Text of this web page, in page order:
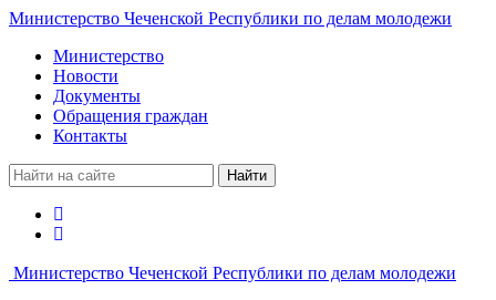
Министерство Чеченской Республики по делам молодежи
Министерство
Новости
Документы
Обращения граждан
Контакты
Найти
Министерство Чеченской Республики по делам молодежи